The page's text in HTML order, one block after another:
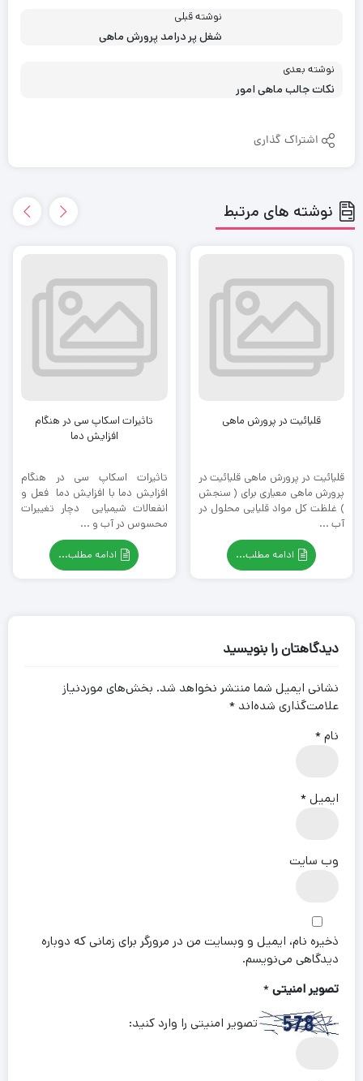
نوشته قبلی
شغل پر درامد پرورش ماهی
نوشته بعدی
نکات جالب ماهی امور
اشتراک گذاری
نوشته های مرتبط
قلیائیت در پرورش ماهی
قلیائیت در پرورش ماهی قلیائیت در
پرورش ماهی معیاری برای ( سنجش
) غلظت کل مواد قلیایی محلول در
آب ...
ادامه مطلب...
تاثیرات اسکاپ سی در هنگام
افزایش دما
تاثیرات اسکاپ سی در هنگام
افزایش دما با افزایش دما فعل و
انفعالات شیمیایی دچار تغییرات
محسوس در آب و ...
ادامه مطلب...
دیدگاهتان را بنویسید
نشانی ایمیل شما منتشر نخواهد شد. بخش‌های موردنیاز
علامت‌گذاری شده‌اند *
نام*
ایمیل*
وب‌ سایت
ذخیره نام، ایمیل و وبسایت من در مرورگر برای زمانی که دوباره
دیدگاهی می‌نویسم.
تصویر امنیتی*
تصویر امنیتی را وارد کنید: